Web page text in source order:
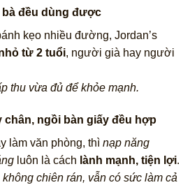
đều dùng được
kẹo nhiều đường, Jordan’s
từ 2 tuổi, người già hay người
thu vừa đủ để khỏe mạnh.
chân, ngồi bàn giấy đều hợp
làm văn phòng, thì nạp năng
luôn là cách lành mạnh, tiện lợi.
chiên rán, vẫn có sức làm cả